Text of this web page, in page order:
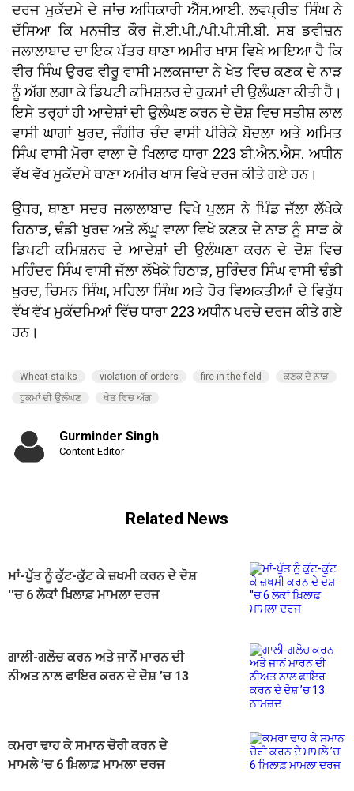
ਦਰਜ ਮੁਕੱਦਮੇ ਦੇ ਜਾਂਚ ਅਧਿਕਾਰੀ ਐੱਸ.ਆਈ. ਲਵਪ੍ਰੀਤ ਸਿੰਘ ਨੇ
ਦੱਸਿਆ ਕਿ ਮਨਜੀਤ ਕੌਰ ਜੇ.ਈ.ਪੀ./ਪੀ.ਪੀ.ਸੀ.ਬੀ. ਸਬ ਡਵੀਜ਼ਨ
ਜਲਾਲਾਬਾਦ ਦਾ ਇਕ ਪੱਤਰ ਥਾਣਾ ਅਮੀਰ ਖਾਸ ਵਿਖੇ ਆਇਆ ਹੈ ਕਿ
ਵੀਰ ਸਿੰਘ ਉਰਫ ਵੀਰੂ ਵਾਸੀ ਮਲਕਜਾਦਾ ਨੇ ਖੇਤ ਵਿਚ ਕਣਕ ਦੇ ਨਾੜ
ਨੂੰ ਅੱਗ ਲਗਾ ਕੇ ਡਿਪਟੀ ਕਮਿਸ਼ਨਰ ਦੇ ਹੁਕਮਾਂ ਦੀ ਉਲੰਘਣਾ ਕੀਤੀ ਹੈ।
ਇਸੇ ਤਰ੍ਹਾਂ ਹੀ ਆਦੇਸ਼ਾਂ ਦੀ ਉਲੰਘਣ ਕਰਨ ਦੇ ਦੋਸ਼ ਵਿਚ ਸਤੀਸ਼ ਲਾਲ
ਵਾਸੀ ਘਾਗਾਂ ਖੁਰਦ, ਜੰਗੀਰ ਚੰਦ ਵਾਸੀ ਪੀਰੇਕੇ ਬੋਦਲਾ ਅਤੇ ਅਮਿਤ
ਸਿੰਘ ਵਾਸੀ ਮੋਰਾ ਵਾਲਾ ਦੇ ਖਿਲਾਫ ਧਾਰਾ 223 ਬੀ.ਐਨ.ਐਸ. ਅਧੀਨ
ਵੱਖ ਵੱਖ ਮੁਕੱਦਮੇ ਥਾਣਾ ਅਮੀਰ ਖਾਸ ਵਿਖੇ ਦਰਜ ਕੀਤੇ ਗਏ ਹਨ।
ਉਧਰ, ਥਾਣਾ ਸਦਰ ਜਲਾਲਾਬਾਦ ਵਿਖੇ ਪੁਲਸ ਨੇ ਪਿੰਡ ਜੱਲਾ ਲੱਖੇਕੇ
ਹਿਠਾੜ, ਢੰਡੀ ਖੁਰਦ ਅਤੇ ਲੱਘੂ ਵਾਲਾ ਵਿਖੇ ਕਣਕ ਦੇ ਨਾੜ ਨੂੰ ਸਾੜ ਕੇ
ਡਿਪਟੀ ਕਮਿਸ਼ਨਰ ਦੇ ਆਦੇਸ਼ਾਂ ਦੀ ਉਲੰਘਣਾ ਕਰਨ ਦੇ ਦੋਸ਼ ਵਿਚ
ਮਹਿੰਦਰ ਸਿੰਘ ਵਾਸੀ ਜੱਲਾ ਲੱਖੇਕੇ ਹਿਠਾੜ, ਸੁਰਿੰਦਰ ਸਿੰਘ ਵਾਸੀ ਢੰਡੀ
ਖੁਰਦ, ਚਿਮਨ ਸਿੰਘ, ਮਹਿਲਾ ਸਿੰਘ ਅਤੇ ਹੋਰ ਵਿਅਕਤੀਆਂ ਦੇ ਵਿਰੁੱਧ
ਵੱਖ ਵੱਖ ਮੁਕੱਦਮਿਆਂ ਵਿੱਚ ਧਾਰਾ 223 ਅਧੀਨ ਪਰਚੇ ਦਰਜ ਕੀਤੇ ਗਏ
ਹਨ।
Wheat stalks violation of orders fire in the field
ਕਣਕ ਦੇ ਨਾੜ
ਹੁਕਮਾਂ ਦੀ ਉਲੰਘਣ
ਖੇਤ ਵਿਚ ਅੱਗ
Gurminder Singh
Content Editor
Related News
ਮਾਂ-ਪੁੱਤ ਨੂੰ ਕੁੱਟ-ਕੁੱਟ ਕੇ ਜ਼ਖਮੀ ਕਰਨ ਦੇ ਦੋਸ਼
''ਚ 6 ਲੋਕਾਂ ਖ਼ਿਲਾਫ਼ ਮਾਮਲਾ ਦਰਜ
ਗਾਲੀ-ਗਲੋਚ ਕਰਨ ਅਤੇ ਜਾਨੋਂ ਮਾਰਨ ਦੀ
ਨੀਅਤ ਨਾਲ ਫਾਇਰ ਕਰਨ ਦੇ ਦੋਸ਼ ’ਚ 13
ਕਮਰਾ ਢਾਹ ਕੇ ਸਮਾਨ ਚੋਰੀ ਕਰਨ ਦੇ
ਮਾਮਲੇ ’ਚ 6 ਖ਼ਿਲਾਫ਼ ਮਾਮਲਾ ਦਰਜ